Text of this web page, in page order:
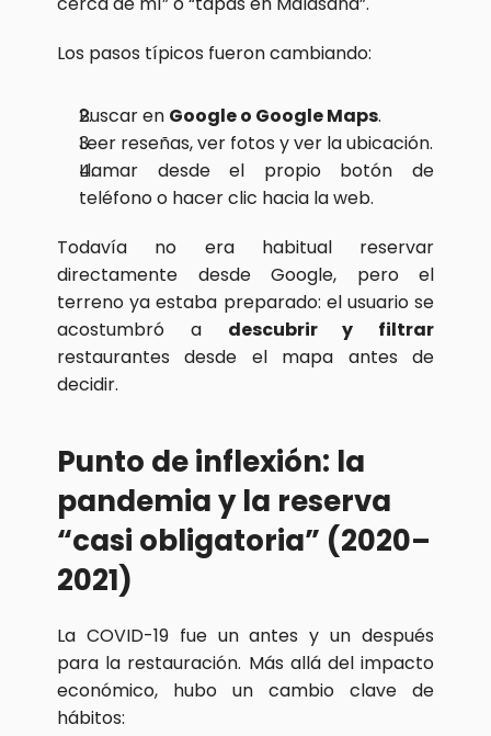
Los pasos típicos fueron cambiando:
Buscar en Google o Google Maps.
Leer reseñas, ver fotos y ver la ubicación.
Llamar desde el propio botón de
teléfono o hacer clic hacia la web.
Todavía no era habitual reservar
directamente desde Google, pero el
terreno ya estaba preparado: el usuario se
acostumbró a descubrir y filtrar
restaurantes desde el mapa antes de
decidir.
Punto de inflexión: la
pandemia y la reserva
“casi obligatoria” (2020–
2021)
La COVID-19 fue un antes y un después
para la restauración. Más allá del impacto
económico, hubo un cambio clave de
hábitos: